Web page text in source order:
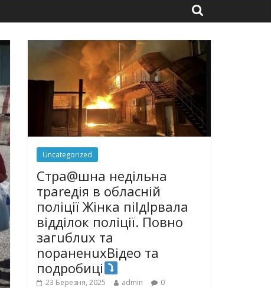
Uncategorized
Стра@шна недільна
траrедія в обласній
поліції Жінка піlдlрвала
відділок поліції. Повно
загuблuх та
nораненuхВідео та
подробиці
23 Березня, 2025 admin 0